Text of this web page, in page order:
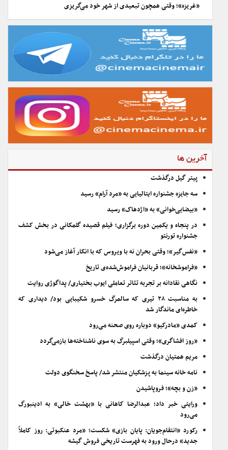
«غریزه»؛ وقتی همچون تبعیدی از شهر خود می‌گریزی
آخرین ها
پیتر گیل درگذشت
سه جایزه جشنواره ایتالیایی به «مرد آرام» رسید
«بیضایی‌خوانی» به «اژدهاک» رسید
در پنجاه و یکمین دوره برگزاری؛ فیلم قصیده گلمکانی در بخش کشف
جشنواره تورنتو
«نفس‌گیر»؛ وقتی بحران نه با ویروس که با انکار آغاز می‌شود
«فراموشخانه»؛ قربانیان فراموش‌شده‌ی تاریخ
نگاهی نقادانه بر تجربه تئاتر تعاملی ایوب بختیاری/ پداگوژی روایت
به مناسبت ۲۸ تیری که سالمرگ خسرو شکیبایی بود/ دیداری که
خاطره‌ای ماندگار شد
کمدی «مادرکیو» دوباره روی صحنه می‌رود
«روز افشاگری»؛ وقتی اسپیلبرگ به سوی ناشناخته‌ها بازمی‌گردد
مریم همتیان درگذشت
نامه خانه سینما به پزشکیان منتشر شد/ پاسخ سخنگوی دولت
«زن و بچه»؛ فروپاشیدن
ورایتی خبر داد؛ عبدالرضا کاهانی با «بهشت خالی» به ادینبورگ
می‌رود
رکورد «انتقام‌جویان: پایان بازی» شکست؛ «مرد عنکبوتی: روز کاملاً
جدید» درحال ورود به فهرست تاریخی فروش گیشه